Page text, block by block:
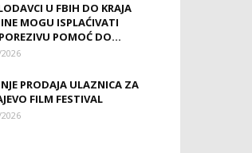
U FBIH DO KRAJA
MOGU ISPLAĆIVATI
POMOĆ DO...
PRODAJA ULAZNICA ZA
FILM FESTIVAL